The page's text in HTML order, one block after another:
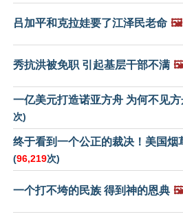
吕加平和克拉娃要了江泽民老命 🖼️
秀抗洪被免职 引起基层干部不满
一亿美元打造诺亚方舟 为何不见方
次)
终于看到一个公正的裁决！美国烟
(96,219次)
一个打不垮的民族 得到神的恩典